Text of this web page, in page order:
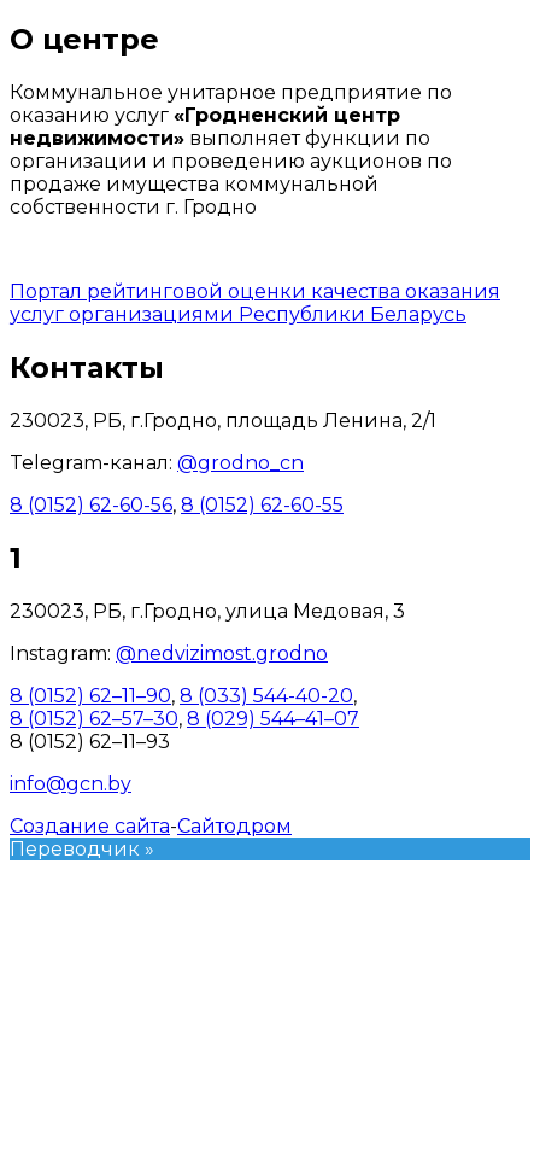
О центре
Коммунальное унитарное предприятие по
оказанию услуг «Гродненский центр
недвижимости» выполняет функции по
организации и проведению аукционов по
продаже имущества коммунальной
собственности г. Гродно
Портал рейтинговой оценки качества оказания
услуг организациями Республики Беларусь
Контакты
230023, РБ, г.Гродно, площадь Ленина, 2/1
Telegram-канал: @grodno_cn
8 (0152) 62-60-56, 8 (0152) 62-60-55
1
230023, РБ, г.Гродно, улица Медовая, 3
Instagram: @nedvizimost.grodno
8 (0152) 62–11–90, 8 (033) 544-40-20,
8 (0152) 62–57–30, 8 (029) 544–41–07
8 (0152) 62–11–93
info@gcn.by
Создание сайта-Сайтодром
Переводчик »